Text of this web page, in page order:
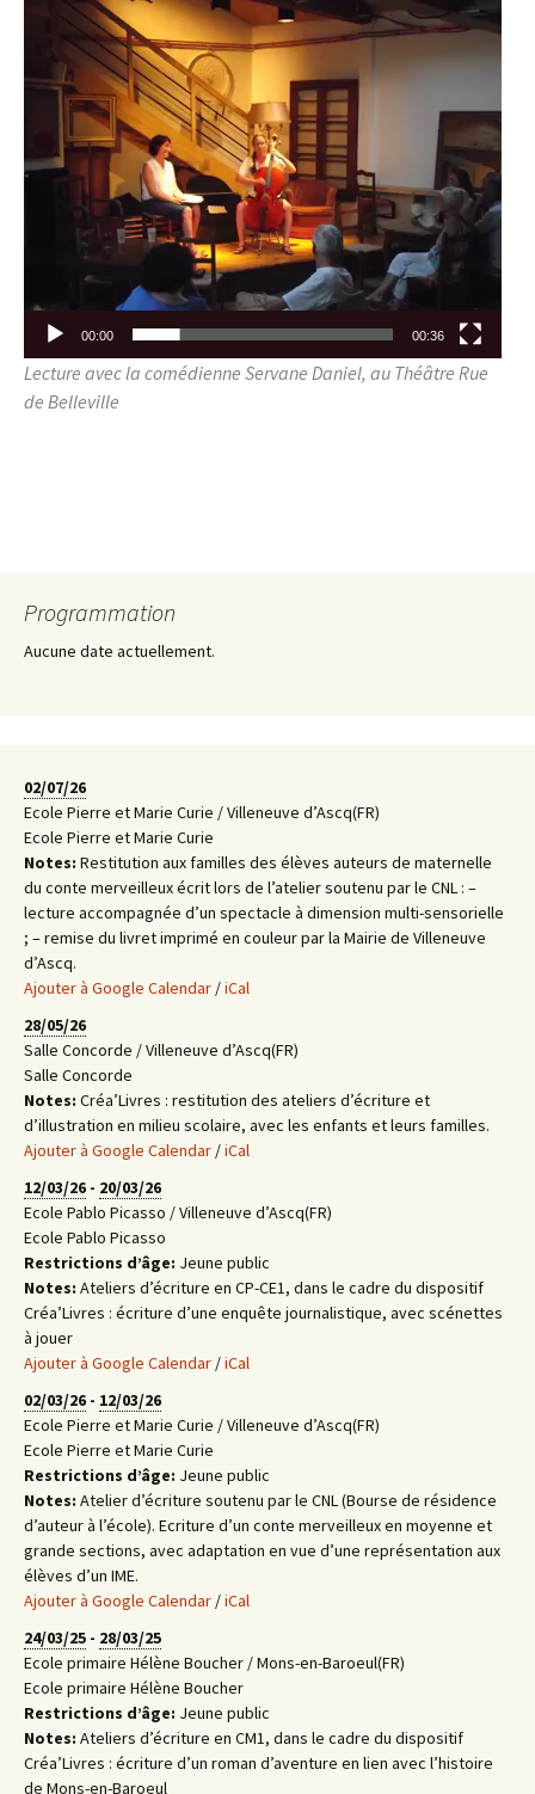
Lecteur
vidéo
00:00 00:36
Lecture avec la comédienne Servane Daniel, au Théâtre Rue
de Belleville
Programmation
Aucune date actuellement.
02/07/26
Ecole Pierre et Marie Curie / Villeneuve d’Ascq(FR)
Ecole Pierre et Marie Curie
Notes: Restitution aux familles des élèves auteurs de maternelle
du conte merveilleux écrit lors de l’atelier soutenu par le CNL : –
lecture accompagnée d’un spectacle à dimension multi-sensorielle
; – remise du livret imprimé en couleur par la Mairie de Villeneuve
d’Ascq.
Ajouter à Google Calendar /iCal
28/05/26
Salle Concorde / Villeneuve d’Ascq(FR)
Salle Concorde
Notes: Créa’Livres : restitution des ateliers d’écriture et
d’illustration en milieu scolaire, avec les enfants et leurs familles.
Ajouter à Google Calendar /iCal
12/03/26 - 20/03/26
Ecole Pablo Picasso / Villeneuve d’Ascq(FR)
Ecole Pablo Picasso
Restrictions d’âge: Jeune public
Notes: Ateliers d’écriture en CP-CE1, dans le cadre du dispositif
Créa’Livres : écriture d’une enquête journalistique, avec scénettes
à jouer
Ajouter à Google Calendar /iCal
02/03/26 - 12/03/26
Ecole Pierre et Marie Curie / Villeneuve d’Ascq(FR)
Ecole Pierre et Marie Curie
Restrictions d’âge: Jeune public
Notes: Atelier d’écriture soutenu par le CNL (Bourse de résidence
d’auteur à l’école). Ecriture d’un conte merveilleux en moyenne et
grande sections, avec adaptation en vue d’une représentation aux
élèves d’un IME.
Ajouter à Google Calendar /iCal
24/03/25 - 28/03/25
Ecole primaire Hélène Boucher / Mons-en-Baroeul(FR)
Ecole primaire Hélène Boucher
Restrictions d’âge: Jeune public
Notes: Ateliers d’écriture en CM1, dans le cadre du dispositif
Créa’Livres : écriture d’un roman d’aventure en lien avec l’histoire
de Mons-en-Baroeul